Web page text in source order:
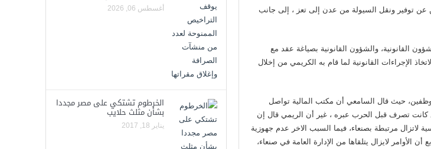
عن توفير ونقل السيولة من عدن إلى تعز ، إلى جانب
القانونية، والشؤون القانونية بصياغة عقد مع
الإجراءات القانونية لما قام به الكريمي من إخلال
حيث قال السامعي أن مكتب المالية تواصل
كانت تصرف قبل الحرب عبره ، غير أن الريمي قال إن
مرتبطة بصنعاء، فيما السبب الاخر عدم جهوزية
لايزال يتلقاها من الإدارة العامة في صنعاء،
أغسطس 06, 2026
الخرطوم تشتكي على مصر مجددا
بشأن مثلث حلايب
يناير 18, 2017